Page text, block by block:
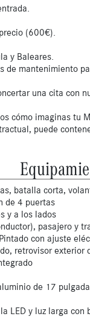
(600€).
y Baleares.
de mantenimiento
una cita con
cómo imaginas tu
puede
batalla corta,
de 4 puertas
y a los lados
pasajero y
con ajuste
retrovisor exterior
de 17
LED y luz larga con